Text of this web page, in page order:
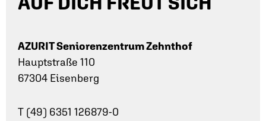
AZURIT Seniorenzentrum Zehnthof
Hauptstraße 110
67304 Eisenberg
T (49) 6351 126879-0